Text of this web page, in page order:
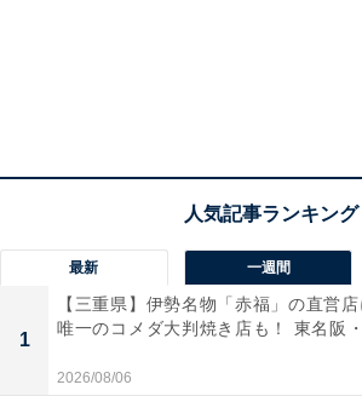
最新 一週間
1
【三重県】伊勢名物「赤福」の直営
唯一のコメダ大判焼き店も！ 東名阪・
2026/08/06